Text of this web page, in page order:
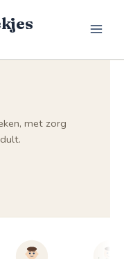
met zorg